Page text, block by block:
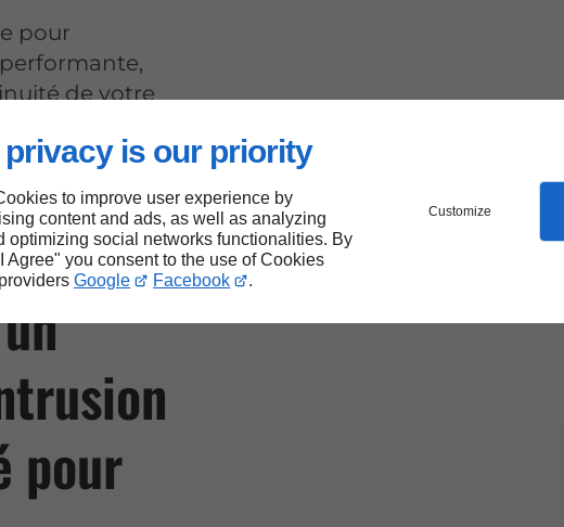
privacy is our priority
to improve user experience by
content and ads, as well as analyzing
optimizing social networks functionalities. By
Agree" you consent to the use of Cookies
Google Facebook .
Customize
pour
de votre
pour